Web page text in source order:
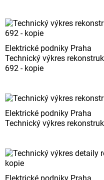
Elektrické podniky Praha
Technický výkres
692 - kopie
Elektrické podniky Praha
Technický výkres